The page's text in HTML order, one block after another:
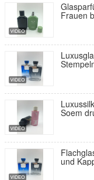
Frauen
Soem
und